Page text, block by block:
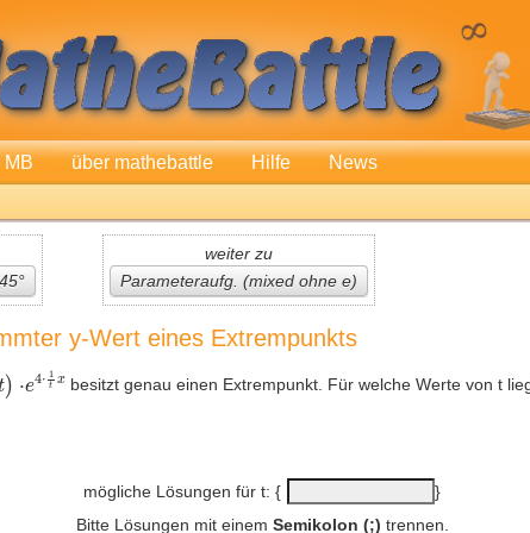
MB über mathebattle Hilfe News
weiter zu
Parameteraufg. (mixed ohne e)
y-Wert eines Extrempunkts
besitzt genau einen Extrempunkt. Für welche Werte von t
mögliche Lösungen für t: {
}
Bitte Lösungen mit einem Semikolon (;) trennen.